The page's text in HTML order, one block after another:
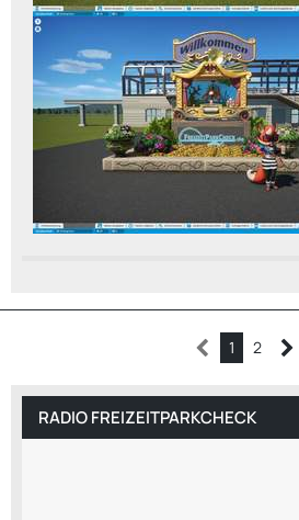
1 2
RADIO FREIZEITPARKCHECK